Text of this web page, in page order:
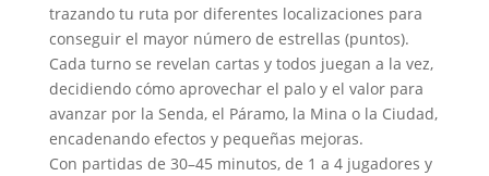
trazando tu ruta por diferentes localizaciones para
conseguir el mayor número de estrellas (puntos).
Cada turno se revelan cartas y todos juegan a la vez,
decidiendo cómo aprovechar el palo y el valor para
avanzar por la Senda, el Páramo, la Mina o la Ciudad,
encadenando efectos y pequeñas mejoras.
Con partidas de 30–45 minutos, de 1 a 4 jugadores y